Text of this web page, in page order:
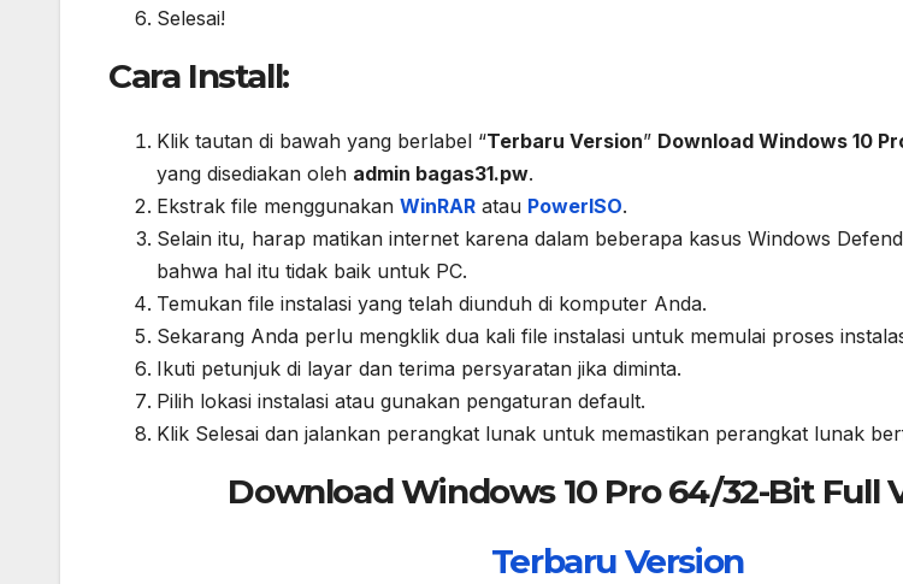
Selesai!
Cara Install:
Klik tautan di bawah yang berlabel “Terbaru Version” Download Windows 10
yang disediakan oleh admin bagas31.pw.
Ekstrak file menggunakan WinRAR atau PowerISO.
Selain itu, harap matikan internet karena dalam beberapa kasus Windows
bahwa hal itu tidak baik untuk PC.
Temukan file instalasi yang telah diunduh di komputer Anda.
Sekarang Anda perlu mengklik dua kali file instalasi untuk memulai proses
Ikuti petunjuk di layar dan terima persyaratan jika diminta.
Pilih lokasi instalasi atau gunakan pengaturan default.
Klik Selesai dan jalankan perangkat lunak untuk memastikan perangkat lunak
Download Windows 10 Pro 64/32-Bit Full
Terbaru Version